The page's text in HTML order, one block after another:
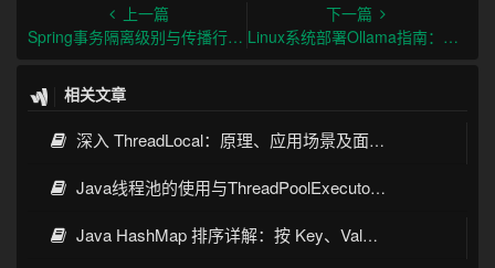
上一篇
Spring事务隔离级别与传播行为及最佳实践
下一篇
Linux系统部署Ollama指南：从安装到生产环境实践
相关文章
深入 ThreadLocal：原理、应用场景及面试考点全指南
Java线程池的使用与ThreadPoolExecutor详解
Java HashMap 排序详解：按 Key、Value 排序的几种常见写法